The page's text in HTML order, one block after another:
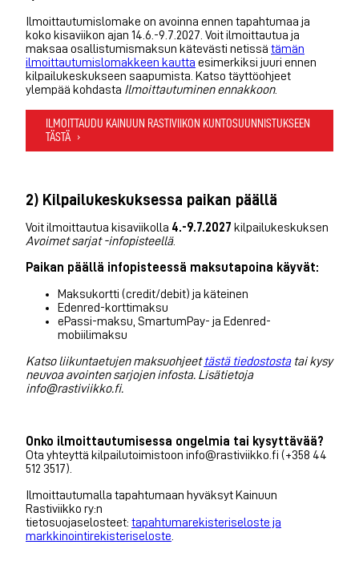
Ilmoittautumislomake on avoinna ennen tapahtumaa ja
koko kisaviikon ajan 14.6.-9.7.2027. Voit ilmoittautua ja
maksaa osallistumismaksun kätevästi netissä tämän
ilmoittautumislomakkeen kautta esimerkiksi juuri ennen
kilpailukeskukseen saapumista. Katso täyttöohjeet
ylempää kohdasta Ilmoittautuminen ennakkoon.
ILMOITTAUDU KAINUUN RASTIVIIKON KUNTOSUUNNISTUKSEEN
TÄSTÄ
2) Kilpailukeskuksessa paikan päällä
Voit ilmoittautua kisaviikolla 4.-9.7.2027 kilpailukeskuksen
Avoimet sarjat -infopisteellä.
Paikan päällä infopisteessä maksutapoina käyvät:
Maksukortti (credit/debit) ja käteinen
Edenred-korttimaksu
ePassi-maksu, SmartumPay- ja Edenred-
mobiilimaksu
Katso liikuntaetujen maksuohjeettästä tiedostostatai kysy
neuvoa avointen sarjojen infosta. Lisätietoja
info@rastiviikko.fi.
Onko ilmoittautumisessa ongelmia tai kysyttävää?
Ota yhteyttä kilpailutoimistoon info@rastiviikko.fi (+358 44
512 3517).
Ilmoittautumalla tapahtumaan hyväksyt Kainuun
Rastiviikko ry:n
tietosuojaselosteet: tapahtumarekisteriseloste ja
markkinointirekisteriseloste